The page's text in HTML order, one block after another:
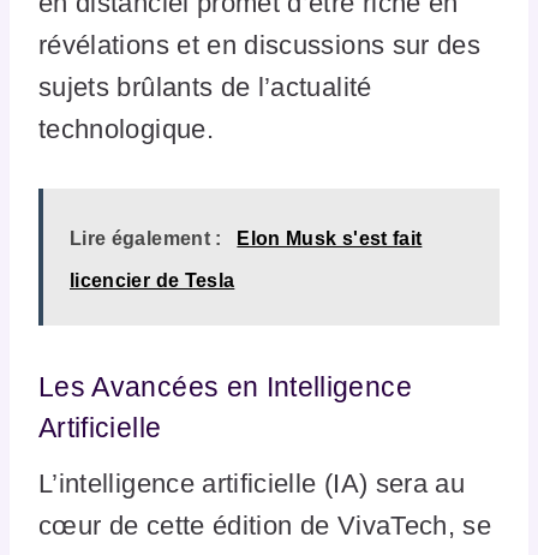
révélations et en discussions sur des
sujets brûlants de l’actualité
technologique.
Lire également : Elon Musk s'est fait
licencier de Tesla
Les Avancées en Intelligence
Artificielle
L’intelligence artificielle (IA) sera au
cœur de cette édition de VivaTech, se